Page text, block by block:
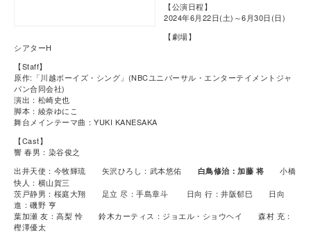
【公演日程】
2024年6月22日(土)～6月30日(日)
【劇場】
シアターH
【Staff】
原作:「川越ボーイズ・シング」(NBCユニバーサル・エンターテイメントジャ
パン合同会社)
演出：松崎史也
脚本：綾奈ゆにこ
舞台メインテーマ曲：YUKI KANESAKA
【Cast】
響 春男：染谷俊之
出井天使：今牧輝琉 矢沢ひろし：武本悠佑 白鳥修治：加藤 将 小橋
快人：横山賀三
茨戸静男：桜庭大翔 足立 尽：手島章斗 日向 行：井阪郁巳 日向
進：磯野 亨
葉加瀬 友：高梨 怜 鈴木カーティス：ジョエル・ショウヘイ 森村 充：
樫澤優太